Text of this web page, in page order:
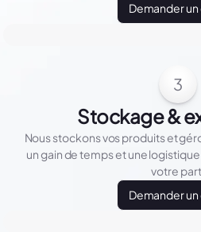
Demander un
3
Stockage &
Nous stockons vos produits et
un gain de temps et une
votre
Demander un